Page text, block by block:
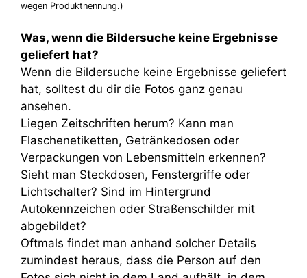
wegen Produktnennung.)
Was, wenn die Bildersuche keine Ergebnisse
geliefert hat?
Wenn die Bildersuche keine Ergebnisse geliefert
hat, solltest du dir die Fotos ganz genau
ansehen.
Liegen Zeitschriften herum? Kann man
Flaschenetiketten, Getränkedosen oder
Verpackungen von Lebensmitteln erkennen?
Sieht man Steckdosen, Fenstergriffe oder
Lichtschalter? Sind im Hintergrund
Autokennzeichen oder Straßenschilder mit
abgebildet?
Oftmals findet man anhand solcher Details
zumindest heraus, dass die Person auf den